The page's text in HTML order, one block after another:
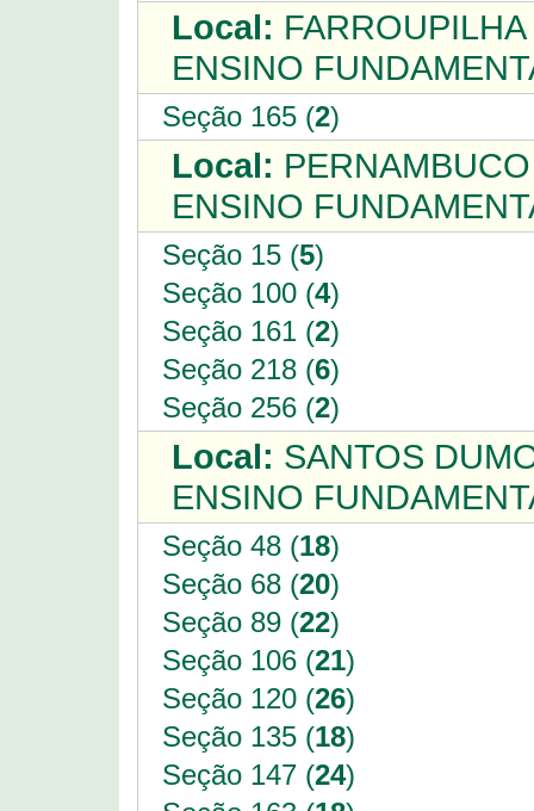
Local:
ENSINO
Seção 165 (2)
Local:
ENSINO
Seção 15 (5)
Seção 100 (4)
Seção 161 (2)
Seção 218 (6)
Seção 256 (2)
Local: SANTOS
ENSINO
Seção 48 (18)
Seção 68 (20)
Seção 89 (22)
Seção 106 (21)
Seção 120 (26)
Seção 135 (18)
Seção 147 (24)